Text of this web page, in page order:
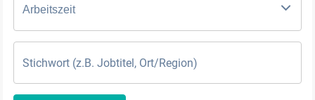
Arbeitszeit